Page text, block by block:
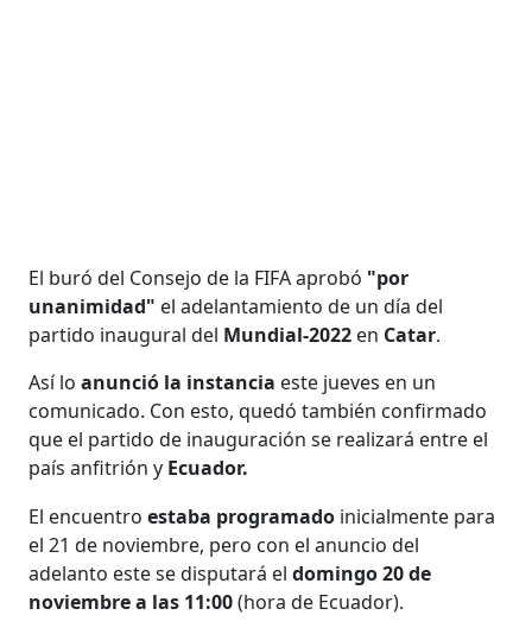
El buró del Consejo de la FIFA aprobó "por
unanimidad" el adelantamiento de un día del
partido inaugural del Mundial-2022 en Catar.
Así loanunció la instancia este jueves en un
comunicado. Con esto, quedó también confirmado
que el partido de inauguración se realizará entre el
país anfitrión y Ecuador.
El encuentro estaba programado inicialmente para
el 21 de noviembre, pero con el anuncio del
adelanto este se disputará eldomingo 20 de
noviembre a las 11:00(hora de Ecuador).